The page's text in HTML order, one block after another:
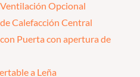
Opcional
Calefacción Central
Puerta con apertura de
a Leña